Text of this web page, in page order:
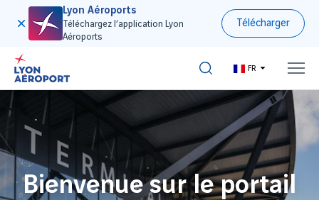
Lyon Aéroports
Téléchargez l’application Lyon
Aéroports
Télécharger
FR
Bienvenue sur le portail